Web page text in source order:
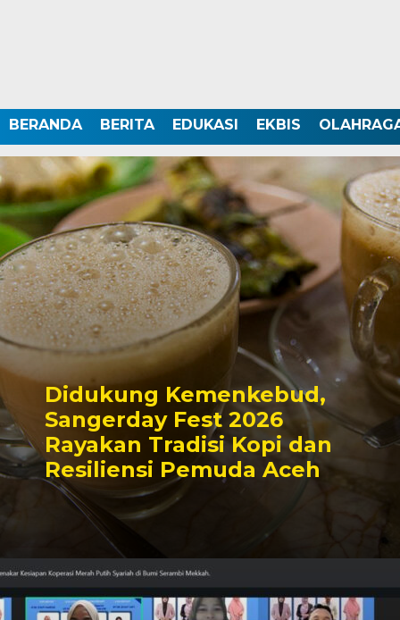
BERANDA BERITA EDUKASI EKBIS
Didukung Kemenkebud,
Sangerday Fest 2026
Rayakan Tradisi Kopi dan
Resiliensi Pemuda Aceh